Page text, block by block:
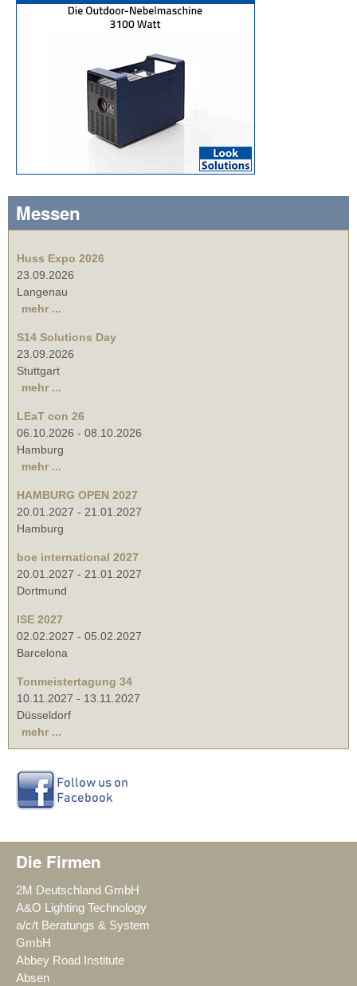
Messen
Huss Expo 2026
23.09.2026
Langenau
mehr ...
S14 Solutions Day
23.09.2026
Stuttgart
mehr ...
LEaT con 26
06.10.2026 - 08.10.2026
Hamburg
mehr ...
HAMBURG OPEN 2027
20.01.2027 - 21.01.2027
Hamburg
boe international 2027
20.01.2027 - 21.01.2027
Dortmund
ISE 2027
02.02.2027 - 05.02.2027
Barcelona
Tonmeistertagung 34
10.11.2027 - 13.11.2027
Düsseldorf
mehr ...
Die Firmen
2M Deutschland GmbH
A&O Lighting Technology
a/c/t Beratungs & System
GmbH
Abbey Road Institute
Absen